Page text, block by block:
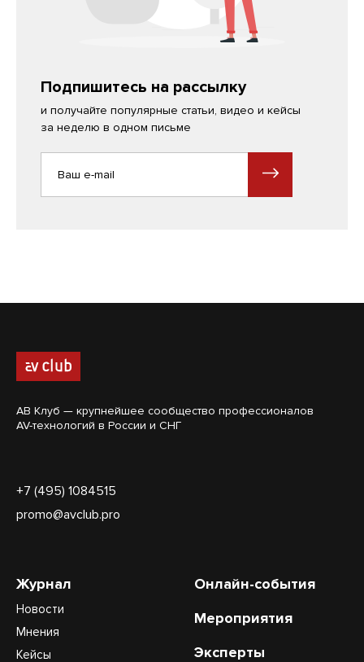
Подпишитесь на рассылку
и получайте популярные статьи, видео и кейсы
за неделю в одном письме
АВ Клуб — крупнейшее сообщество профессионалов
AV-технологий в России и СНГ
+7 (495) 1084515
promo@avclub.pro
Журнал
Новости
Мнения
Кейсы
Онлайн-события
Мероприятия
Эксперты